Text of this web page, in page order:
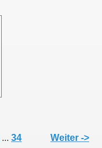
... 34 Weiter ->